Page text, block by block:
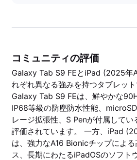
コミュニティの評価
Galaxy Tab S9 FEとiPad (2025年
れぞれ異なる強みを持つタブレット
Galaxy Tab S9 FEは、鮮やかな
IP68等級の防塵防水性能、
レージ拡張性、S Penが付属してい
評価されています。 一方、iPad
は、強力なA16 Bionicチップによ
ス、長期にわたるiPadOSのソフト